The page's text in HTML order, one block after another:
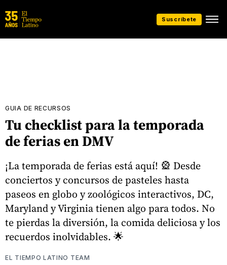
Suscríbete
GUIA DE RECURSOS
Tu checklist para la temporada
de ferias en DMV
¡La temporada de ferias está aquí! 🎡 Desde
conciertos y concursos de pasteles hasta
paseos en globo y zoológicos interactivos, DC,
Maryland y Virginia tienen algo para todos. No
te pierdas la diversión, la comida deliciosa y los
recuerdos inolvidables. 🌟
EL TIEMPO LATINO TEAM